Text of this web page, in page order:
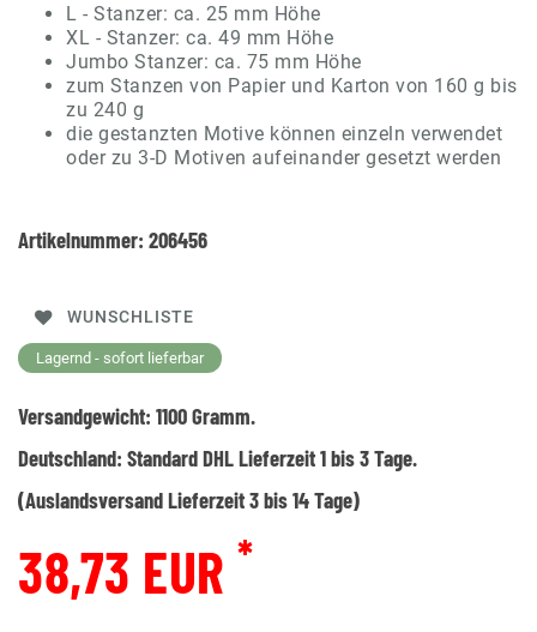
L - Stanzer: ca. 25 mm Höhe
XL - Stanzer: ca. 49 mm Höhe
Jumbo Stanzer: ca. 75 mm Höhe
zum Stanzen von Papier und Karton von 160 g bis
zu 240 g
die gestanzten Motive können einzeln verwendet
oder zu 3-D Motiven aufeinander gesetzt werden
Artikelnummer: 206456
WUNSCHLISTE
Lagernd - sofort lieferbar
Versandgewicht: 1100Gramm.
Deutschland: Standard DHL Lieferzeit 1 bis 3 Tage.
(Auslandsversand Lieferzeit 3 bis 14 Tage)
38,73 EUR *